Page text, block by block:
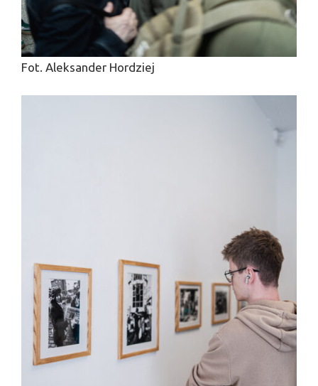
Fot. Aleksander Hordziej